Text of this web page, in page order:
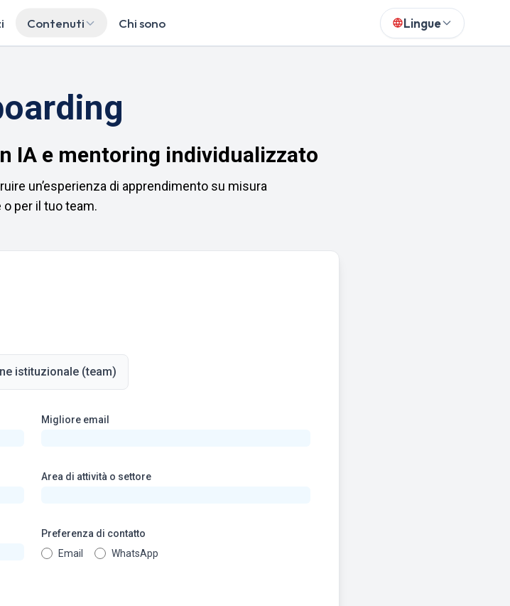
Contenuti Chi sono Lingue
IA e mentoring individualizzato
un’esperienza di apprendimento su misura
o per il tuo team.
istituzionale (team)
Migliore email
Area di attività o settore
Preferenza di contatto
Email
WhatsApp